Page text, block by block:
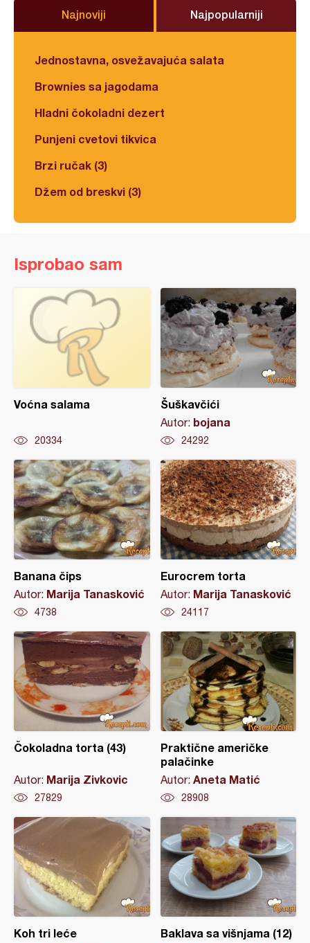
Najnoviji Najpopularniji
Jednostavna, osvežavajuća salata
Brownies sa jagodama
Hladni čokoladni dezert
Punjeni cvetovi tikvica
Brzi ručak (3)
Džem od breskvi (3)
Isprobao sam
Voćna salama
20334
Šuškavčići
Autor: bojana
24292
Banana čips
Autor: Marija Tanasković
4738
Eurocrem torta
Autor: Marija Tanasković
24117
Čokoladna torta (43)
Autor: Marija Zivkovic
27829
Praktične američke
palačinke
Autor: Aneta Matić
28908
Koh tri leće Baklava sa višnjama (12)